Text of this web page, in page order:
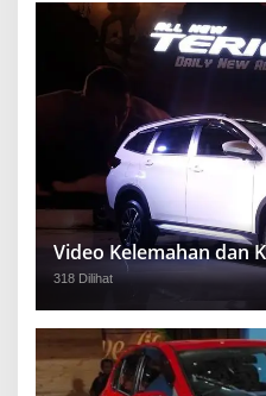
Video Kelemahan dan
318 Dilihat